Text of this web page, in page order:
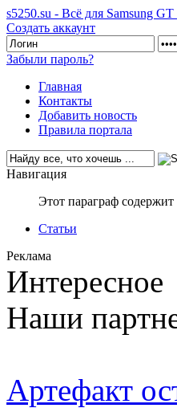
s5250.su - Всё для Samsung GT
Создать аккаунт
Забыли пароль?
Главная
Контакты
Добавить новость
Правила портала
Навигация
Этот параграф содержит
Статьи
Реклама
Интересное
Наши
Артефакт